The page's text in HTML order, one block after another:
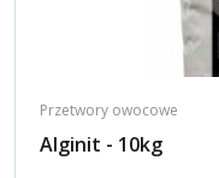
Przetwory owocowe
Alginit - 10kg